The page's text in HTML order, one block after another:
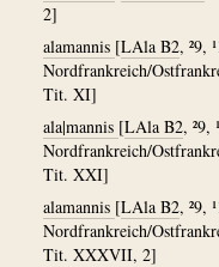
2]
alamannis [LAla B2, ²9,
Nordfrankreich/
Tit. XI]
ala|mannis [LAla B2, ²9,
Nordfrankreich/
Tit. XXI]
alamannis [LAla B2, ²9,
Nordfrankreich/
Tit. XXXVII, 2]